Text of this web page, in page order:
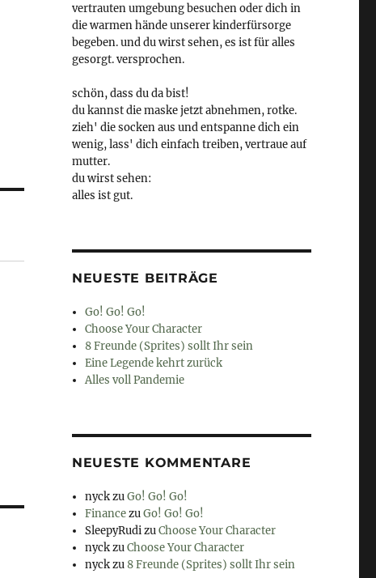
vertrauten umgebung besuchen oder dich in
die warmen hände unserer kinderfürsorge
begeben. und du wirst sehen, es ist für alles
gesorgt. versprochen.
schön, dass du da bist!
du kannst die maske jetzt abnehmen, rotke.
zieh' die socken aus und entspanne dich ein
wenig, lass' dich einfach treiben, vertraue auf
mutter.
du wirst sehen:
alles ist gut.
NEUESTE BEITRÄGE
Go! Go! Go!
Choose Your Character
8 Freunde (Sprites) sollt Ihr sein
Eine Legende kehrt zurück
Alles voll Pandemie
NEUESTE KOMMENTARE
nyckzuGo! Go! Go!
FinancezuGo! Go! Go!
SleepyRudizuChoose Your Character
nyckzuChoose Your Character
nyckzu 8 Freunde (Sprites) sollt Ihr sein